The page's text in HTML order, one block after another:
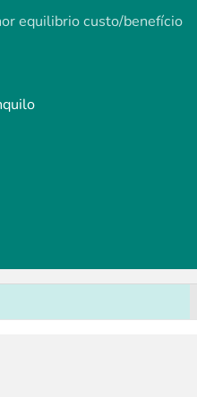
equilibrio custo/benefício